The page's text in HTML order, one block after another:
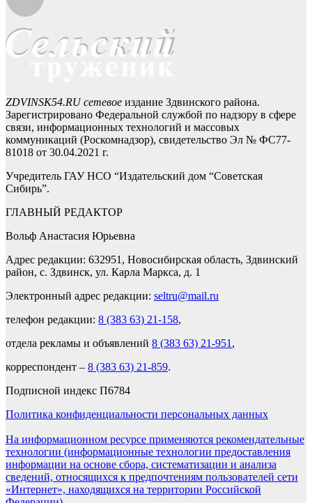
ZDVINSK54.RU сетевое издание Здвинского района.
Зарегистрировано Федеральной службой по надзору в сфере
связи, информационных технологий и массовых
коммуникаций (Роскомнадзор), свидетельство Эл № ФС77-
81018 от 30.04.2021 г.
Учредитель ГАУ НСО “Издательский дом “Советская
Сибирь”.
ГЛАВНЫЙ РЕДАКТОР
Вольф Анастасия Юрьевна
Адрес редакции: 632951, Новосибирская область, Здвинский
район, с. Здвинск, ул. Карла Маркса, д. 1
Электронный адрес редакции: seltru@mail.ru
телефон редакции: 8 (383 63) 21-158,
отдела рекламы и объявлений 8 (383 63) 21-951 ,
корреспондент – 8 (383 63) 21-859.
Подписной индекс П6784
Политика конфиденциальности персональных данных
На информационном ресурсе применяются рекомендательные
технологии (информационные технологии предоставления
информации на основе сбора, систематизации и анализа
сведений, относящихся к предпочтениям пользователей сети
«Интернет», находящихся на территории Российской